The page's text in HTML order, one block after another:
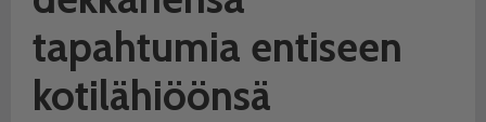
tapahtumia entiseen
kotilähiöönsä